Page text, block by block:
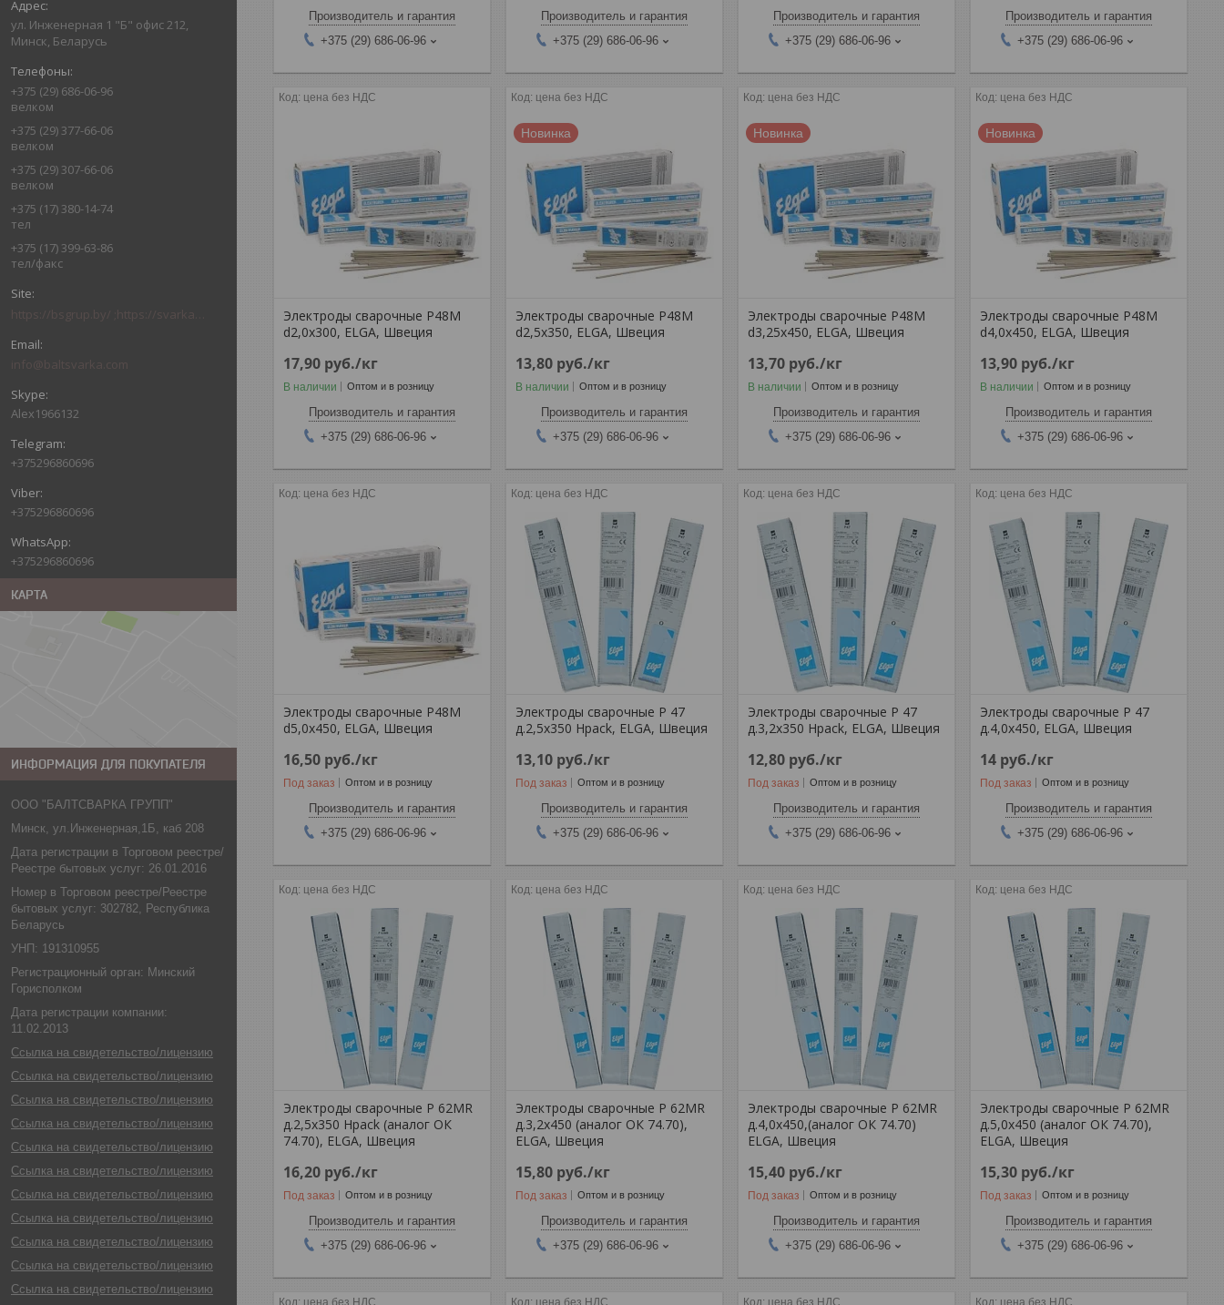
ул. Инженерная 1 "Б" офис 212,
Минск, Беларусь
+375 (29) 686-06-96
велком
+375 (29) 377-66-06
велком
+375 (29) 307-66-06
велком
+375 (17) 380-14-74
тел
+375 (17) 399-63-86
тел/факс
info@baltsvarka.com
Alex1966132
+375296860696
+375296860696
+375296860696
КАРТА
ИНФОРМАЦИЯ ДЛЯ ПОКУПАТЕЛЯ
ООО "БАЛТСВАРКА ГРУПП"
Минск, ул.Инженерная,1Б, каб 208
Дата регистрации в Торговом реестре/
Реестре бытовых услуг: 26.01.2016
Номер в Торговом реестре/Реестре
бытовых услуг: 302782, Республика
Беларусь
УНП: 191310955
Регистрационный орган: Минский
Горисполком
Дата регистрации компании:
11.02.2013
Ссылка на свидетельство/лицензию
Ссылка на свидетельство/лицензию
Ссылка на свидетельство/лицензию
Ссылка на свидетельство/лицензию
Ссылка на свидетельство/лицензию
Ссылка на свидетельство/лицензию
Ссылка на свидетельство/лицензию
Ссылка на свидетельство/лицензию
Ссылка на свидетельство/лицензию
Ссылка на свидетельство/лицензию
Ссылка на свидетельство/лицензию
Производитель и гарантия
+375 (29) 686-06-96
Производитель и гарантия
+375 (29) 686-06-96
Производитель и гарантия
+375 (29) 686-06-96
Производитель и гарантия
+375 (29) 686-06-96
цена без НДС
Электроды сварочные P48M
d2,0x300, ELGA, Швеция
17,90 руб./кг
В наличии Оптом и в розницу
Производитель и гарантия
+375 (29) 686-06-96
цена без НДС
Новинка
Электроды сварочные P48M
d2,5x350, ELGA, Швеция
13,80 руб./кг
В наличии Оптом и в розницу
Производитель и гарантия
+375 (29) 686-06-96
цена без НДС
Новинка
Электроды сварочные P48M
d3,25x450, ELGA, Швеция
13,70 руб./кг
В наличии Оптом и в розницу
Производитель и гарантия
+375 (29) 686-06-96
цена без НДС
Новинка
Электроды сварочные P48M
d4,0x450, ELGA, Швеция
13,90 руб./кг
В наличии Оптом и в розницу
Производитель и гарантия
+375 (29) 686-06-96
цена без НДС
Электроды сварочные P48M
d5,0x450, ELGA, Швеция
16,50 руб./кг
Под заказ Оптом и в розницу
Производитель и гарантия
+375 (29) 686-06-96
цена без НДС
Электроды сварочные Р 47
д.2,5х350 Hpack, ELGA, Швеция
13,10 руб./кг
Под заказ Оптом и в розницу
Производитель и гарантия
+375 (29) 686-06-96
цена без НДС
Электроды сварочные Р 47
д.3,2х350 Hpack, ELGA, Швеция
12,80 руб./кг
Под заказ Оптом и в розницу
Производитель и гарантия
+375 (29) 686-06-96
цена без НДС
Электроды сварочные Р 47
д.4,0х450, ELGA, Швеция
14 руб./кг
Под заказ Оптом и в розницу
Производитель и гарантия
+375 (29) 686-06-96
цена без НДС
Электроды сварочные Р 62MR
д.2,5х350 Hpack (аналог ОК
74.70), ELGA, Швеция
16,20 руб./кг
Под заказ Оптом и в розницу
Производитель и гарантия
+375 (29) 686-06-96
цена без НДС
Электроды сварочные Р 62MR
д.3,2х450 (аналог ОК 74.70),
ELGA, Швеция
15,80 руб./кг
Под заказ Оптом и в розницу
Производитель и гарантия
+375 (29) 686-06-96
цена без НДС
Электроды сварочные Р 62MR
д.4,0х450,(аналог ОК 74.70)
ELGA, Швеция
15,40 руб./кг
Под заказ Оптом и в розницу
Производитель и гарантия
+375 (29) 686-06-96
цена без НДС
Электроды сварочные Р 62MR
д.5,0х450 (аналог ОК 74.70),
ELGA, Швеция
15,30 руб./кг
Под заказ Оптом и в розницу
Производитель и гарантия
+375 (29) 686-06-96
цена без НДС цена без НДС цена без НДС цена без НДС